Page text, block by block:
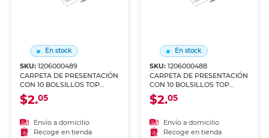
En stock
SKU:1206000489
CARPETA DE PRESENTACIÓN
CON 10 BOLSILLOS TOP
TEAM VERDE
$2.05
Envío a domicilio
Recoge en tienda
En stock
SKU: 1206000488
CARPETA DE PRESENTACIÓN
CON 10 BOLSILLOS TOP
TEAM AZUL
$2.05
Envío a domicilio
Recoge en tienda